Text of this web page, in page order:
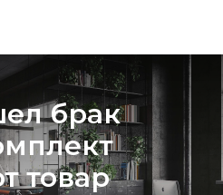
брак
товар